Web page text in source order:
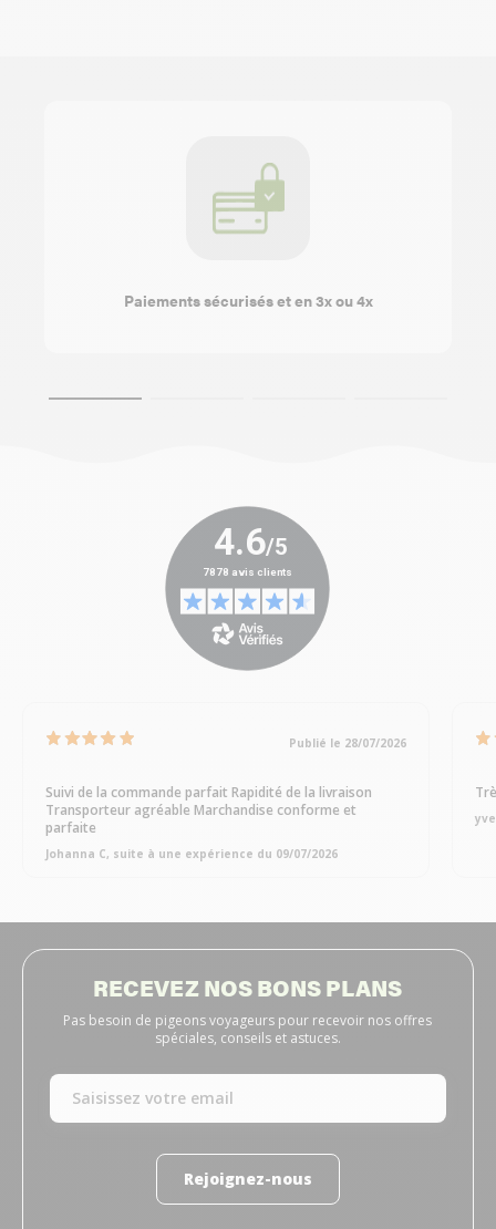
Paiements sécurisés et en 3x ou 4x
Publié le 28/07/2026
Suivi de la commande parfait Rapidité de la livraison
Transporteur agréable Marchandise conforme et
parfaite
Johanna C, suite à une expérience du 09/07/2026
RECEVEZ NOS BONS PLANS
Pas besoin de pigeons voyageurs pour recevoir nos offres
spéciales, conseils et astuces.
Rejoignez-nous